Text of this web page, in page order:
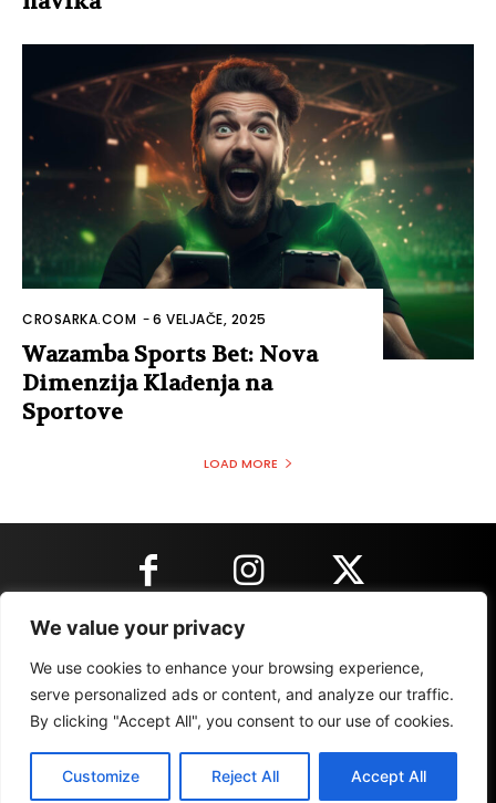
We value your privacy
We use cookies to enhance your browsing experience,
serve personalized ads or content, and analyze our traffic.
By clicking "Accept All", you consent to our use of cookies.
Customize Reject All Accept All
CROSARKA.COM -6 VELJAČE, 2025
Wazamba Sports Bet: Nova
Dimenzija Klađenja na
Sportove
LOAD MORE
KONTAKT INFORMACIJE
IMPRESSUM MARKETING REZULTATI